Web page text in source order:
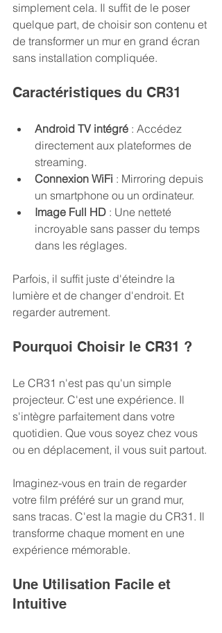
simplement cela. Il suffit de le poser
quelque part, de choisir son contenu et
de transformer un mur en grand écran
sans installation compliquée.
Caractéristiques du CR31
Android TV intégré : Accédez
directement aux plateformes de
streaming.
Connexion WiFi : Mirroring depuis
un smartphone ou un ordinateur.
Image Full HD : Une netteté
incroyable sans passer du temps
dans les réglages.
Parfois, il suffit juste d'éteindre la
lumière et de changer d'endroit. Et
regarder autrement.
Pourquoi Choisir le CR31 ?
Le CR31 n'est pas qu'un simple
projecteur. C'est une expérience. Il
s'intègre parfaitement dans votre
quotidien. Que vous soyez chez vous
ou en déplacement, il vous suit partout.
Imaginez-vous en train de regarder
votre film préféré sur un grand mur,
sans tracas. C'est la magie du CR31. Il
transforme chaque moment en une
expérience mémorable.
Une Utilisation Facile et
Intuitive